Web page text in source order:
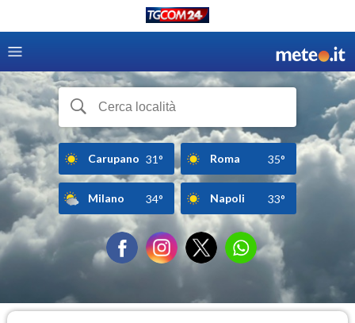
Carupano 31° Roma 35°
Milano 34° Napoli 33°